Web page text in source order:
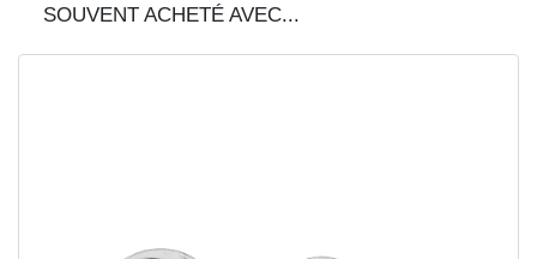
SOUVENT ACHETÉ AVEC...